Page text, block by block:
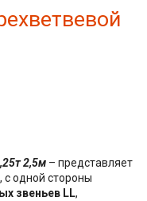
2,5м – представляет
с одной стороны
звеньев LL,